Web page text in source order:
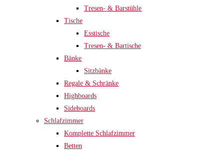
Tresen- & Barstühle
Tische
Esstische
Tresen- & Bartische
Bänke
Sitzbänke
Regale & Schränke
Highboards
Sideboards
Schlafzimmer
Komplette Schlafzimmer
Betten